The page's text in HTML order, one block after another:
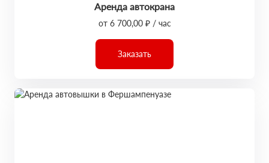
Аренда автокрана
от 6 700,00 ₽ / час
Заказать